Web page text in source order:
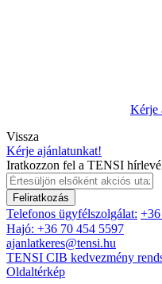
Kérje
Vissza
Kérje ajánlatunkat!
Iratkozzon fel a TENSI
Feliratkozás
Telefonos ügyfélszolgálat:
Hajó: +36 70 454 5597
ajanlatkeres@tensi.hu
TENSI CIB kedvezmény
Oldaltérkép